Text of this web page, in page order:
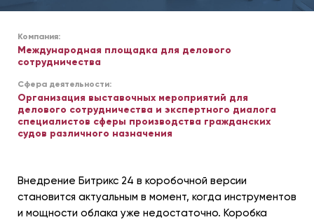
Компания:
Международная площадка для делового
сотрудничества
Сфера деятельности:
Организация выставочных мероприятий для
делового сотрудничества и экспертного диалога
специалистов сферы производства гражданских
судов различного назначения
Внедрение Битрикс 24 в коробочной версии
становится актуальным в момент, когда инструментов
и мощности облака уже недостаточно. Коробка